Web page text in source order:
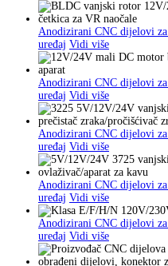
Anodizirani CNC dijelovi
uređaj Vidi više
Anodizirani CNC dijelovi
uređaj Vidi više
Anodizirani CNC dijelovi
uređaj Vidi više
Anodizirani CNC dijelovi
uređaj Vidi više
Anodizirani CNC dijelovi
uređaj Vidi više